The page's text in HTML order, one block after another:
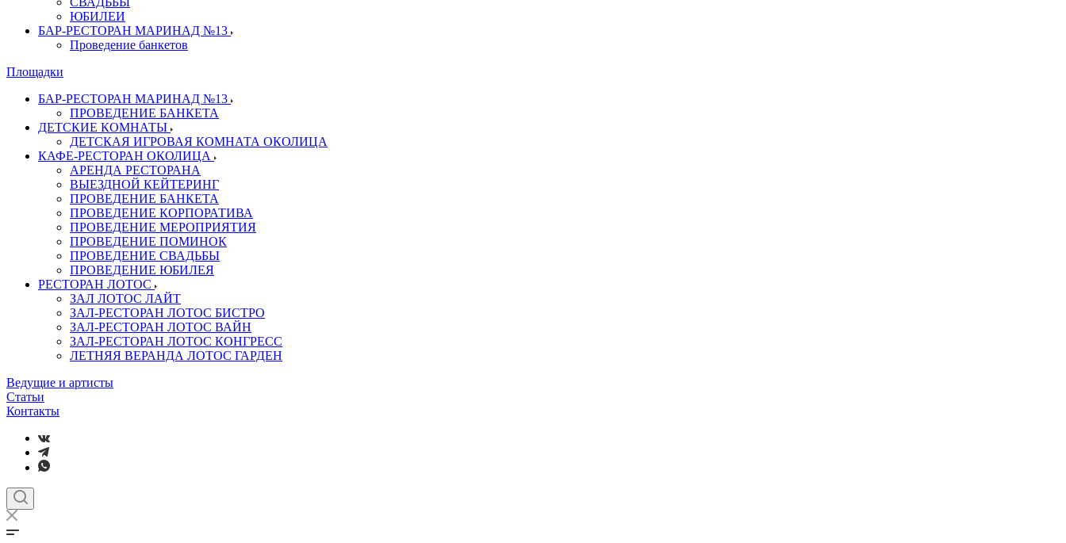
ЮБИЛЕИ
БАР-РЕСТОРАН МАРИНАД №13
Проведение банкетов
Площадки
БАР-РЕСТОРАН МАРИНАД №13
ПРОВЕДЕНИЕ БАНКЕТА
ДЕТСКИЕ КОМНАТЫ
ДЕТСКАЯ ИГРОВАЯ КОМНАТА ОКОЛИЦА
КАФЕ-РЕСТОРАН ОКОЛИЦА
АРЕНДА РЕСТОРАНА
ВЫЕЗДНОЙ КЕЙТЕРИНГ
ПРОВЕДЕНИЕ БАНКЕТА
ПРОВЕДЕНИЕ КОРПОРАТИВА
ПРОВЕДЕНИЕ МЕРОПРИЯТИЯ
ПРОВЕДЕНИЕ ПОМИНОК
ПРОВЕДЕНИЕ СВАДЬБЫ
ПРОВЕДЕНИЕ ЮБИЛЕЯ
РЕСТОРАН ЛОТОС
ЗАЛ ЛОТОС ЛАЙТ
ЗАЛ-РЕСТОРАН ЛОТОС БИСТРО
ЗАЛ-РЕСТОРАН ЛОТОС ВАЙН
ЗАЛ-РЕСТОРАН ЛОТОС КОНГРЕСС
ЛЕТНЯЯ ВЕРАНДА ЛОТОС ГАРДЕН
Ведущие и артисты
Статьи
Контакты